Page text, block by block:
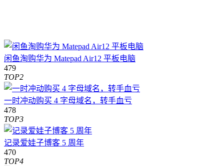
闲鱼淘购华为 Matepad Air12 平板电脑
479
TOP2
一时冲动购买 4 字母域名，转手血亏
478
TOP3
记录爱娃子博客 5 周年
470
TOP4